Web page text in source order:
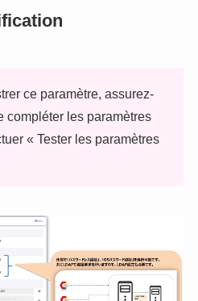
ce paramètre, assurez-
compléter les paramètres
« Tester les paramètres